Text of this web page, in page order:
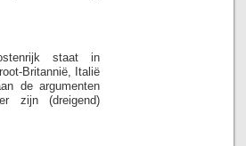
staat in
Britannië, Italië
de argumenten
zijn (dreigend)